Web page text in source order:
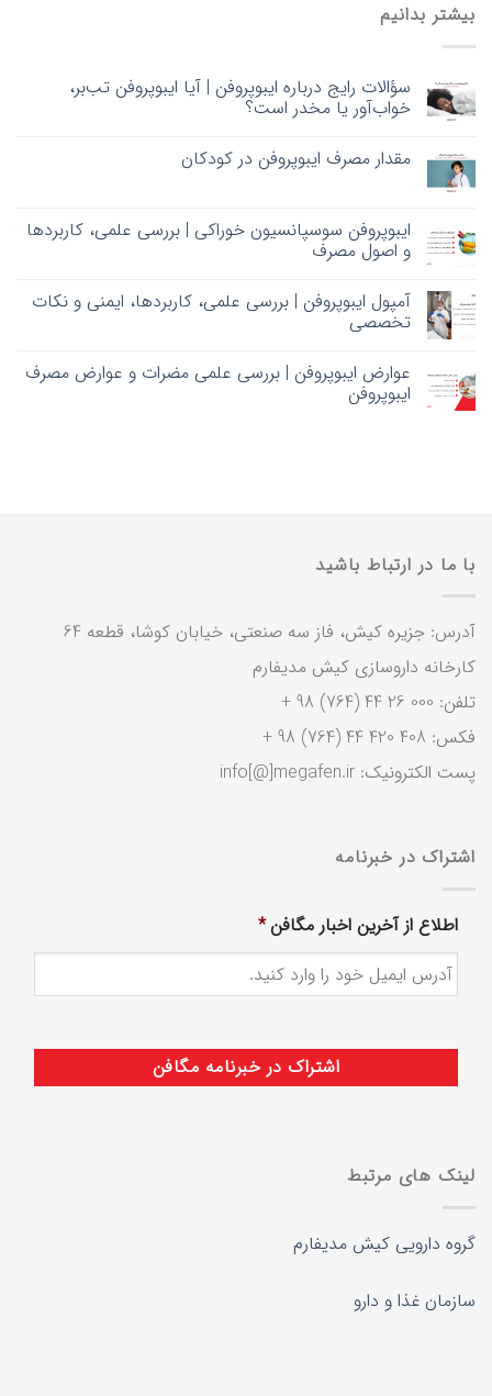
بیشتر بدانیم
سؤالات رایج درباره ایبوپروفن | آیا ایبوپروفن تب‌بر،
خواب‌آور یا مخدر است؟
مقدار مصرف ایبوپروفن در کودکان
ایبوپروفن سوسپانسیون خوراکی | بررسی علمی، کاربردها
و اصول مصرف
آمپول ایبوپروفن | بررسی علمی، کاربردها، ایمنی و نکات
تخصصی
عوارض ایبوپروفن | بررسی علمی مضرات و عوارض مصرف
ایبوپروفن
با ما در ارتباط باشید
آدرس: جزیره کیش، فاز سه صنعتی، خیابان کوشا، قطعه 64
کارخانه داروسازی کیش مدیفارم
تلفن: 000 26 44 (764) 98 +
فکس: 408 420 44 (764) 98 +
پست الکترونیک: info[@]megafen.ir
اشتراک در خبرنامه
اطلاع از آخرین اخبار مگافن*
لینک های مرتبط
گروه دارویی کیش مدیفارم
سازمان غذا و دارو